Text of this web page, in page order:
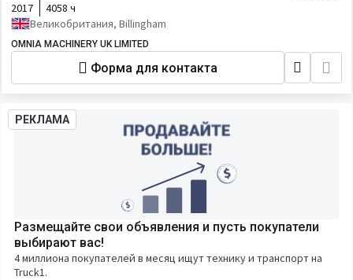
2017
4058 ч
Великобритания, Billingham
OMNIA MACHINERY UK LIMITED
Форма для контакта
РЕКЛАМА
Размещайте свои объявления и пусть покупатели
выбирают вас!
4 миллиона покупателей в месяц ищут технику и транспорт на
Truck1.